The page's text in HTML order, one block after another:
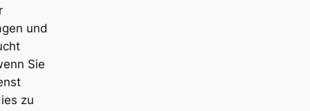
und
Sie
zu